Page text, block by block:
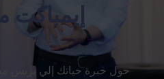
حول خبرة حياتك إلي بزنس